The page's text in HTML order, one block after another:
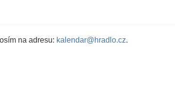
na adresu: kalendar@hradlo.cz.